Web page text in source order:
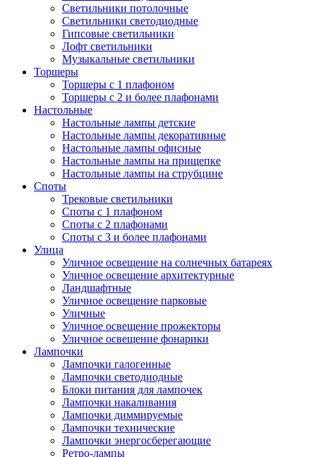
Светильники потолочные
Светильники светодиодные
Гипсовые светильники
Лофт светильники
Музыкальные светильники
Торшеры
Торшеры с 1 плафоном
Торшеры с 2 и более плафонами
Настольные
Настольные лампы детские
Настольные лампы декоративные
Настольные лампы офисные
Настольные лампы на прищепке
Настольные лампы на струбцине
Споты
Трековые светильники
Споты с 1 плафоном
Споты с 2 плафонами
Споты с 3 и более плафонами
Улица
Уличное освещение на солнечных батареях
Уличное освещение архитектурные
Ландшафтные
Уличное освещение парковые
Уличные
Уличное освещение прожекторы
Уличное освещение фонарики
Лампочки
Лампочки галогенные
Лампочки светодиодные
Блоки питания для лампочек
Лампочки накаливания
Лампочки диммируемые
Лампочки технические
Лампочки энергосберегающие
Ретро-лампы